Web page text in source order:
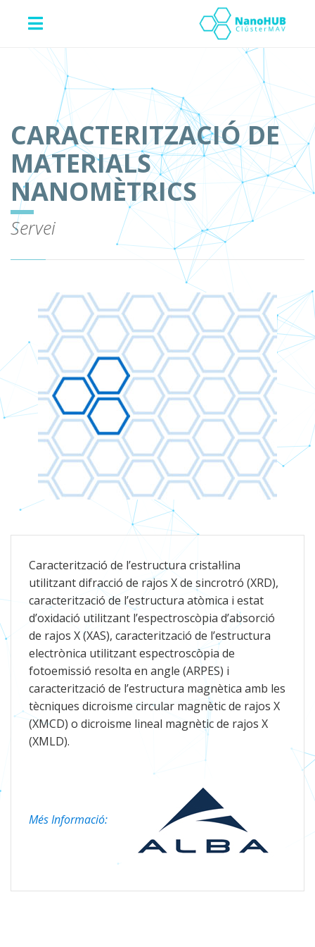
CARACTERITZACIÓ DE
MATERIALS
NANOMÈTRICS
Servei
Caracterització de l’estructura cristal·lina
utilitzant difracció de rajos X de sincrotró (XRD),
caracterització de l’estructura atòmica i estat
d’oxidació utilitzant l’espectroscòpia d’absorció
de rajos X (XAS), caracterització de l’estructura
electrònica utilitzant espectroscòpia de
fotoemissió resolta en angle (ARPES) i
caracterització de l’estructura magnètica amb les
tècniques dicroisme circular magnètic de rajos X
(XMCD) o dicroisme lineal magnètic de rajos X
(XMLD).
Més Informació: